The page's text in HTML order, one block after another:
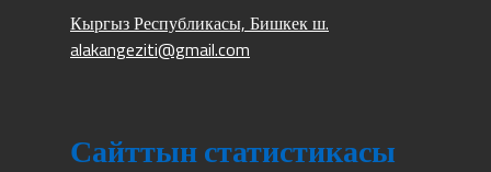
Кыргыз Республикасы, Бишкек ш.
alakangeziti@gmail.com
Сайттын статистикасы